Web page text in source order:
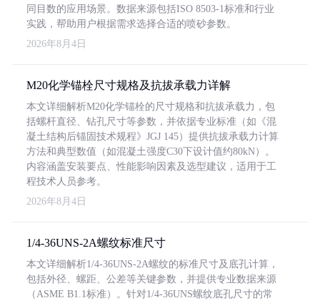
同目数的应用场景。数据来源包括ISO 8503-1标准和行业
实践，帮助用户根据需求选择合适的喷砂参数。
2026年8月4日
M20化学锚栓尺寸规格及抗拔承载力详解
本文详细解析M20化学锚栓的尺寸规格和抗拔承载力，包
括螺杆直径、钻孔尺寸等参数，并依据专业标准（如《混
凝土结构后锚固技术规程》JGJ 145）提供抗拔承载力计算
方法和典型数值（如混凝土强度C30下设计值约80kN）。
内容涵盖安装要点、性能影响因素及选型建议，适用于工
程技术人员参考。
2026年8月4日
1/4-36UNS-2A螺纹标准尺寸
本文详细解析1/4-36UNS-2A螺纹的标准尺寸及底孔计算，
包括外径、螺距、公差等关键参数，并提供专业数据来源
（ASME B1.1标准）。针对1/4-36UNS螺纹底孔尺寸的常